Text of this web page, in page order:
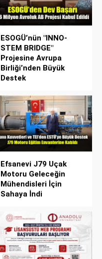
ESOGÜ’nün "INNO-
STEM BRIDGE"
Projesine Avrupa
Birliği’nden Büyük
Destek
Efsanevi J79 Uçak
Motoru Geleceğin
Mühendisleri İçin
Sahaya İndi